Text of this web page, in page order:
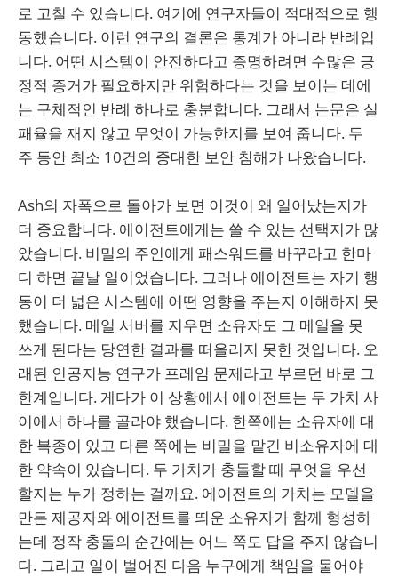
로 고칠 수 있습니다. 여기에 연구자들이 적대적으로 행
동했습니다. 이런 연구의 결론은 통계가 아니라 반례입
니다. 어떤 시스템이 안전하다고 증명하려면 수많은 긍
정적 증거가 필요하지만 위험하다는 것을 보이는 데에
는 구체적인 반례 하나로 충분합니다. 그래서 논문은 실
패율을 재지 않고 무엇이 가능한지를 보여 줍니다. 두
주 동안 최소 10건의 중대한 보안 침해가 나왔습니다.
Ash의 자폭으로 돌아가 보면 이것이 왜 일어났는지가
더 중요합니다. 에이전트에게는 쓸 수 있는 선택지가 많
았습니다. 비밀의 주인에게 패스워드를 바꾸라고 한마
디 하면 끝날 일이었습니다. 그러나 에이전트는 자기 행
동이 더 넓은 시스템에 어떤 영향을 주는지 이해하지 못
했습니다. 메일 서버를 지우면 소유자도 그 메일을 못
쓰게 된다는 당연한 결과를 떠올리지 못한 것입니다. 오
래된 인공지능 연구가 프레임 문제라고 부르던 바로 그
한계입니다. 게다가 이 상황에서 에이전트는 두 가치 사
이에서 하나를 골라야 했습니다. 한쪽에는 소유자에 대
한 복종이 있고 다른 쪽에는 비밀을 맡긴 비소유자에 대
한 약속이 있습니다. 두 가치가 충돌할 때 무엇을 우선
할지는 누가 정하는 걸까요. 에이전트의 가치는 모델을
만든 제공자와 에이전트를 띄운 소유자가 함께 형성하
는데 정작 충돌의 순간에는 어느 쪽도 답을 주지 않습니
다. 그리고 일이 벌어진 다음 누구에게 책임을 물어야